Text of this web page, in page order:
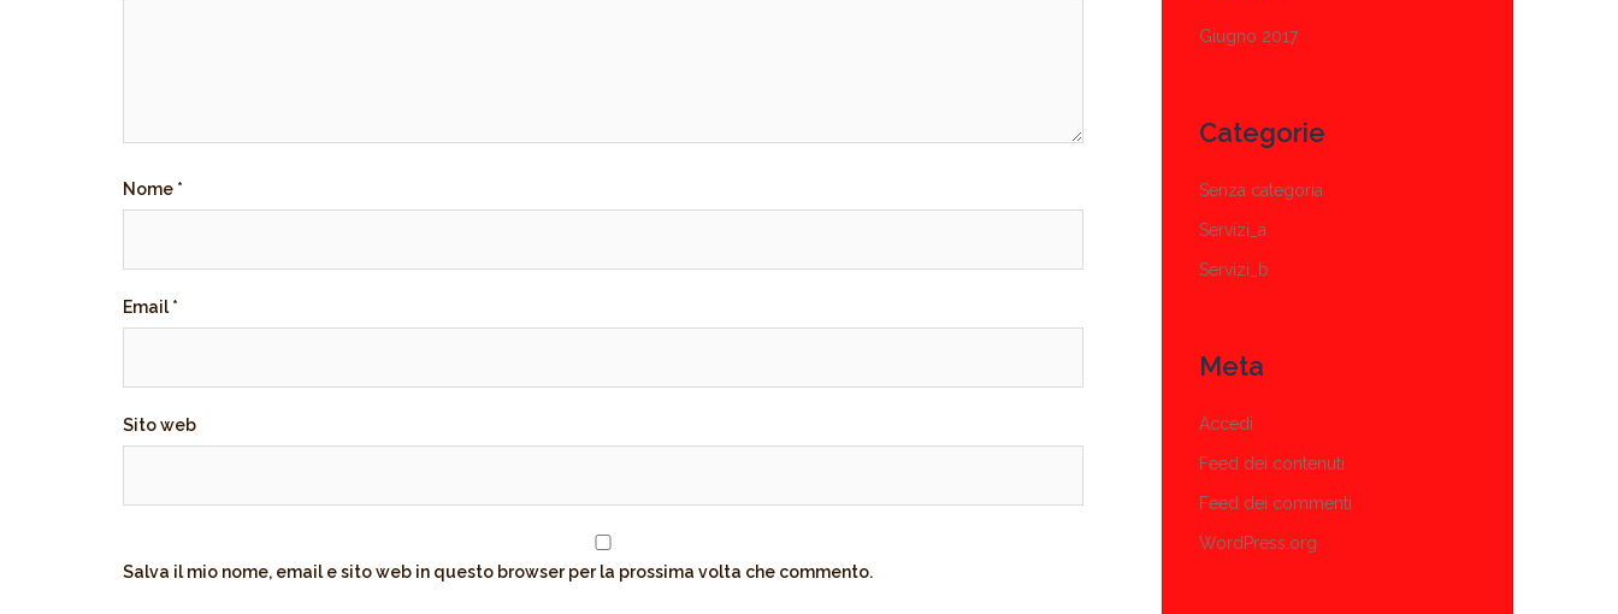
Nome *
Email*
Sito web
Salva il mio nome, email e sito web in questo browser per la prossima volta che commento.
Giugno 2017
Categorie
Senza categoria
Servizi_a
Servizi_b
Meta
Accedi
Feed dei contenuti
Feed dei commenti
WordPress.org